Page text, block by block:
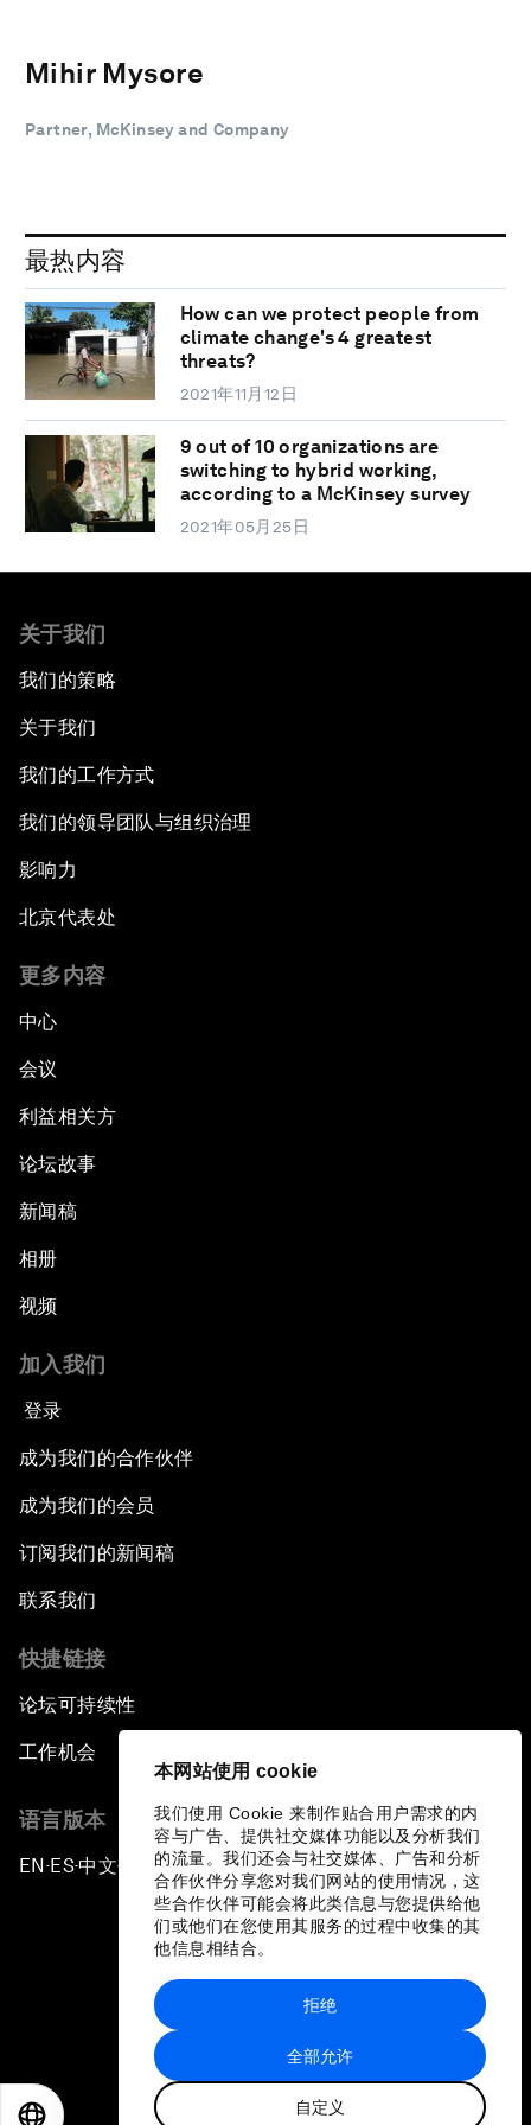
本网站使用 cookie
我们使用 Cookie 来制作贴合用户需求的内
容与广告、提供社交媒体功能以及分析我们
的流量。我们还会与社交媒体、广告和分析
合作伙伴分享您对我们网站的使用情况，这
些合作伙伴可能会将此类信息与您提供给他
们或他们在您使用其服务的过程中收集的其
他信息相结合。
全部允许
自定义
拒绝
Mihir Mysore
Partner, McKinsey and Company
最热内容
How can we protect people from
climate change's 4 greatest
threats?
2021年11月12日
9 out of 10 organizations are
switching to hybrid working,
according to a McKinsey survey
2021年05月25日
关于我们
我们的策略
关于我们
我们的工作方式
我们的领导团队与组织治理
影响力
北京代表处
更多内容
中心
会议
利益相关方
论坛故事
新闻稿
相册
视频
加入我们
登录
成为我们的合作伙伴
成为我们的会员
订阅我们的新闻稿
联系我们
快捷链接
论坛可持续性
工作机会
语言版本
EN ▪ ES▪中文▪ 日本語
站点地图
世界经济论坛